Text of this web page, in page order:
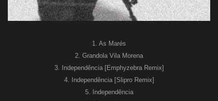
1. As Marés
2. Grandola Vila Morena
3. Independência [Emphyzebra Remix]
4. Independência [Slipro Remix]
5. Independência